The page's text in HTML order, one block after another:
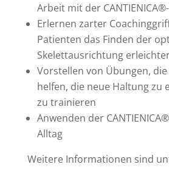
Arbeit mit der
Erlernen zarter
Patienten das Finden der
Skelettausrichtung
Vorstellen von Übungen,
helfen, die neue Haltung zu
zu trainieren
Anwenden der
Alltag
Weitere Informationen sind